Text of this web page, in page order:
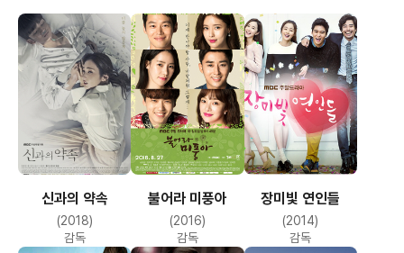
신과의 약속
(2018)
감독
불어라 미풍아
(2016)
감독
장미빛 연인들
(2014)
감독